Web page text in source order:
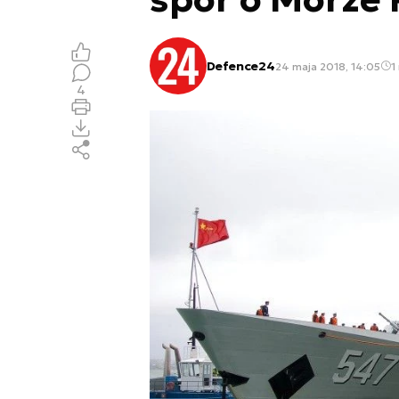
Defence2424 maja 2018, 14:05 1
4